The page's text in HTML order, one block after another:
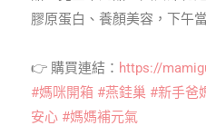
膠原蛋白、養顏美容，下午
👉 購買連結： https://
#媽咪開箱 #燕銈巢 #新手爸
安心 #媽媽補元氣